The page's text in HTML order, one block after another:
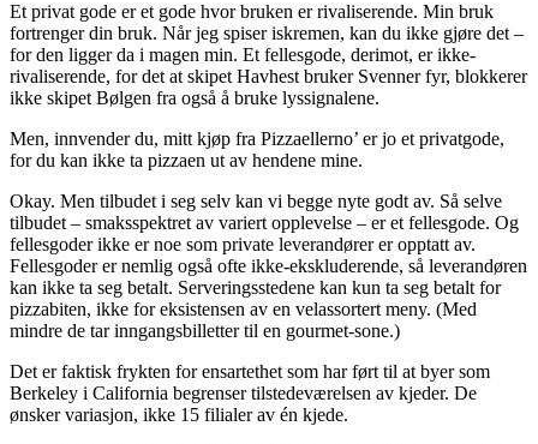
Et privat gode er et gode hvor bruken er rivaliserende. Min bruk
fortrenger din bruk. Når jeg spiser iskremen, kan du ikke gjøre det –
for den ligger da i magen min. Et fellesgode, derimot, er ikke-
rivaliserende, for det at skipet Havhest bruker Svenner fyr, blokkerer
ikke skipet Bølgen fra også å bruke lyssignalene.
Men, innvender du, mitt kjøp fra Pizzaellerno’ er jo et privatgode,
for du kan ikke ta pizzaen ut av hendene mine.
Okay. Men tilbudet i seg selv kan vi begge nyte godt av. Så selve
tilbudet – smaksspektret av variert opplevelse – er et fellesgode. Og
fellesgoder ikke er noe som private leverandører er opptatt av.
Fellesgoder er nemlig også ofte ikke-ekskluderende, så leverandøren
kan ikke ta seg betalt. Serveringsstedene kan kun ta seg betalt for
pizzabiten, ikke for eksistensen av en velassortert meny. (Med
mindre de tar inngangsbilletter til en gourmet-sone.)
Det er faktisk frykten for ensartethet som har ført til at byer som
Berkeley i California begrenser tilstedeværelsen av kjeder. De
ønsker variasjon, ikke 15 filialer av én kjede.